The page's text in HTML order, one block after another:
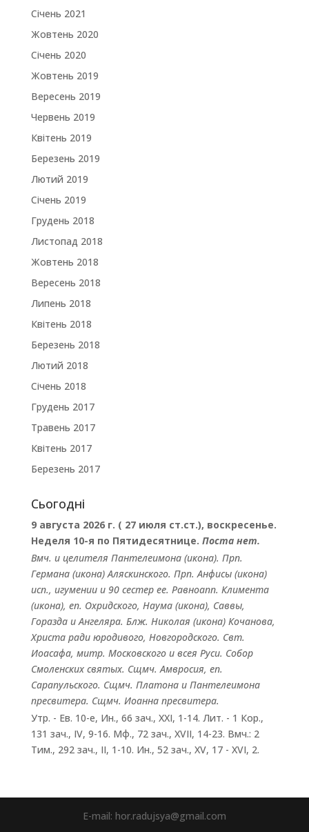
Січень 2021
Жовтень 2020
Січень 2020
Жовтень 2019
Вересень 2019
Червень 2019
Квітень 2019
Березень 2019
Лютий 2019
Січень 2019
Грудень 2018
Листопад 2018
Жовтень 2018
Вересень 2018
Липень 2018
Квітень 2018
Березень 2018
Лютий 2018
Січень 2018
Грудень 2017
Травень 2017
Квітень 2017
Березень 2017
Сьогодні
9 августа 2026 г. ( 27 июля ст.ст.), воскресенье.
Неделя 10-я по Пятидесятнице. Поста нет.
Вмч. и целителя Пантелеимона(икона). Прп.
Германа(икона) Аляскинского. Прп.Анфисы(икона)
исп., игумении и 90 сестер ее. Равноапп. Климента
(икона), еп. Охридского, Наума(икона), Саввы,
ГораздаиАнгеляра. Блж. Николая (икона) Кочанова,
Христа ради юродивого, Новгородского. Свт.
Иоасафа, митр. Московского и всея Руси. Собор
Смоленских святых. Сщмч.Амвросия, еп.
Сарапульского. Сщмч. Платонаи Пантелеимона
пресвитера. Сщмч. Иоаннапресвитера.
Утр. - Ев. 10-е, Ин., 66 зач., XXI, 1-14. Лит. - 1 Кор.,
131 зач., IV, 9-16. Мф., 72 зач., XVII, 14-23. Вмч.: 2
Тим., 292 зач., II, 1-10. Ин., 52 зач., XV, 17 - XVI, 2.
E-mail: hor.radujsya@gmail.com